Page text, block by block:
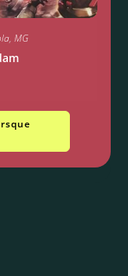
, MG